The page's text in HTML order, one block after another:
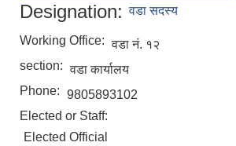
Designation: वडा सदस्य
Working Office: वडा नं. १२
section: वडा कार्यालय
Phone: 9805893102
Elected or Staff:
Elected Official